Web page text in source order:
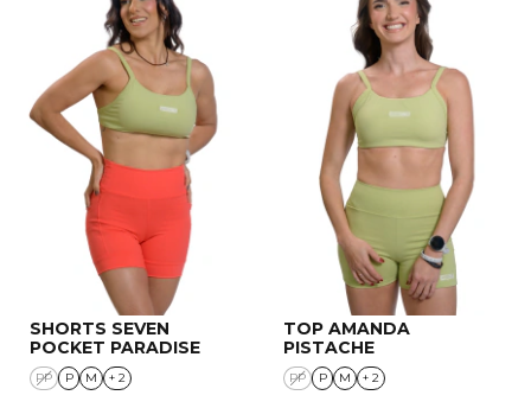
SHORTS SEVEN
POCKET PARADISE
PP P M + 2
TOP AMANDA
PISTACHE
PP P M + 2